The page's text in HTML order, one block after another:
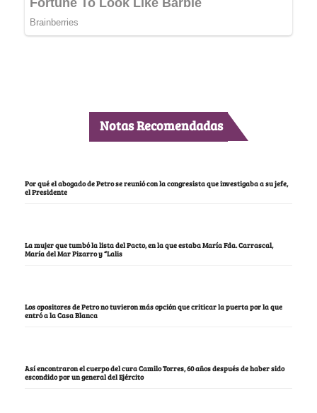
Notas Recomendadas
Por qué el abogado de Petro se reunió con la congresista que investigaba a su jefe,
el Presidente
La mujer que tumbó la lista del Pacto, en la que estaba María Fda. Carrascal,
María del Mar Pizarro y “Lalis
Los opositores de Petro no tuvieron más opción que criticar la puerta por la que
entró a la Casa Blanca
Así encontraron el cuerpo del cura Camilo Torres, 60 años después de haber sido
escondido por un general del Ejército